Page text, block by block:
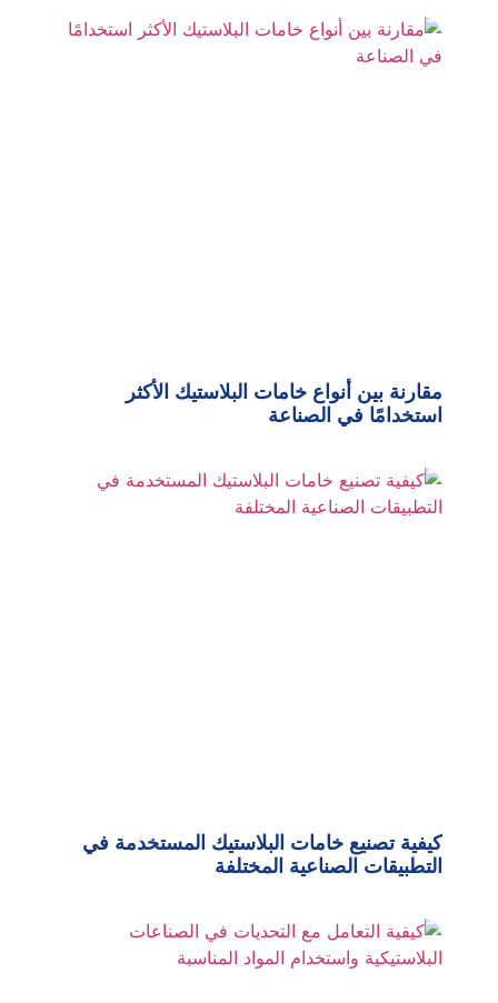
مقارنة بين أنواع خامات البلاستيك الأكثر
استخدامًا في الصناعة
كيفية تصنيع خامات البلاستيك المستخدمة في
التطبيقات الصناعية المختلفة